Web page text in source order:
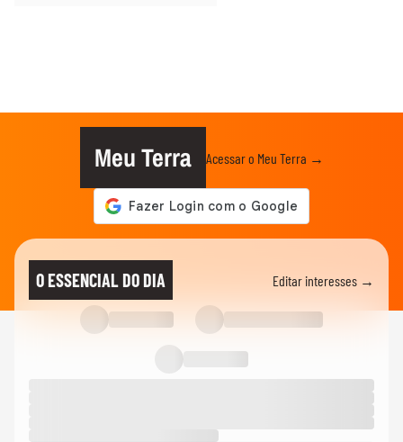
Meu Terra Acessar o Meu Terra →
O ESSENCIAL DO DIA Editar interesses →